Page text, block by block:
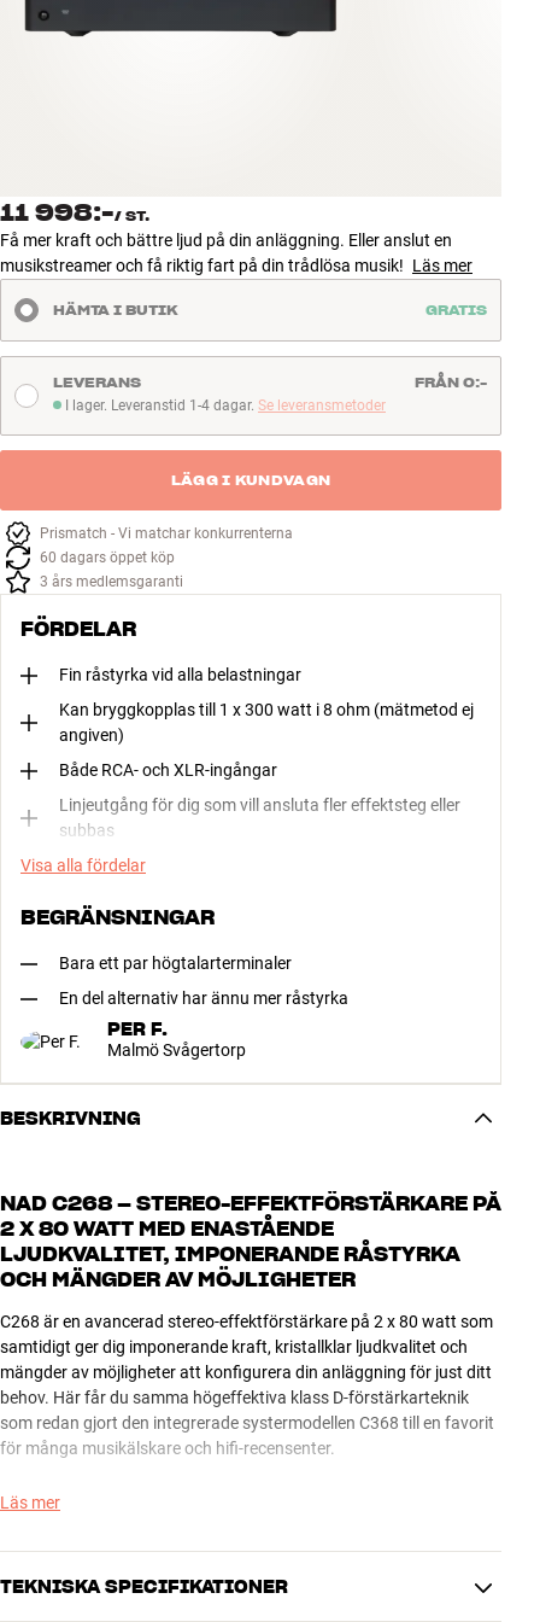
NYHETER
ERBJUDANDEN
Hitta Butik
Kundtjänst
Logga in
Kundtjänst
Företag
11 998:-/ ST.
Få mer kraft och bättre ljud på din anläggning. Eller anslut en
musikstreamer och få riktig fart på din trådlösa musik! Läs mer
HÄMTA I BUTIK GRATIS
I lager. Leveranstid 1-4 dagar
I lager. Leveranstid 1-4 dagar. Se leveransmetoder
LEVERANS FRÅN 0:-
LÄGG I KUNDVAGN
Prismatch - Vi matchar konkurrenterna
60 dagars öppet köp
3 års medlemsgaranti
FÖRDELAR
Fin råstyrka vid alla belastningar
Kan bryggkopplas till 1 x 300 watt i 8 ohm (mätmetod ej
angiven)
Både RCA- och XLR-ingångar
Linjeutgång för dig som vill ansluta fler effektsteg eller
subbas
Visa alla fördelar
BEGRÄNSNINGAR
Bara ett par högtalarterminaler
En del alternativ har ännu mer råstyrka
PER F.
Malmö Svågertorp
BESKRIVNING
NAD C268 – STEREO-EFFEKTFÖRSTÄRKARE PÅ
2 X 80 WATT MED ENASTÅENDE
LJUDKVALITET, IMPONERANDE RÅSTYRKA
OCH MÄNGDER AV MÖJLIGHETER
C268 är en avancerad stereo-effektförstärkare på 2 x 80 watt som
samtidigt ger dig imponerande kraft, kristallklar ljudkvalitet och
mängder av möjligheter att konfigurera din anläggning för just ditt
behov. Här får du samma högeffektiva klass D-förstärkarteknik
som redan gjort den integrerade systermodellen C368 till en favorit
för många musikälskare och hifi-recensenter.
Möjligheten att bryggkoppla förstärkaren till hela 300 watt* i mono
högtalare. Eller så kan du bi-ampa dina högtalare om du föredrar
det. C268 klarar allt.
Läs mer
TEKNISKA SPECIFIKATIONER